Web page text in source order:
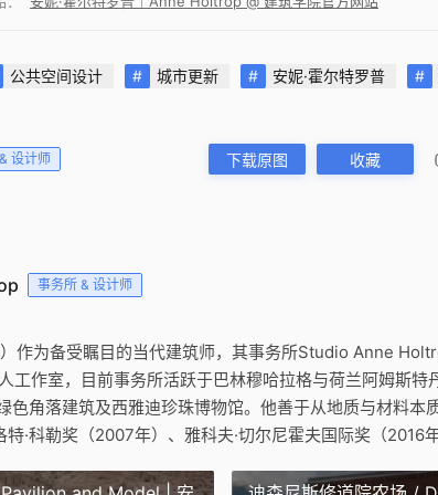
公共空间设计 城市更新 安妮·霍尔特罗普
设计师 下载原图 收藏
事务所 & 设计师
作为备受瞩目的当代建筑师，其事务所Studio Anne
工作室，目前事务所活跃于巴林穆哈拉格与荷兰阿姆斯特
色角落建筑及西雅迪珍珠博物馆。他善于从地质与材料本
·科勒奖（2007年）、雅科夫·切尔尼霍夫国际奖（2016